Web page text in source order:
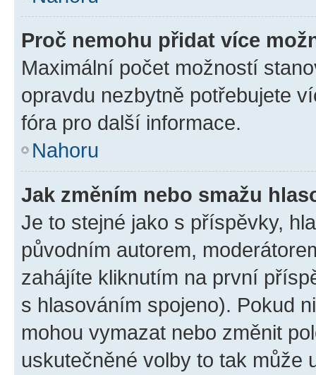
Proč nemohu přidat více
Maximální počet možností
opravdu nezbytně potřebujete
fóra pro další informace.
Nahoru
Jak změním nebo smažu
Je to stejné jako s příspěvky,
původním autorem,
zahájíte kliknutím na první
s hlasováním spojeno). Pokud
mohou vymazat nebo změnit
uskutečněné volby to tak může